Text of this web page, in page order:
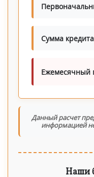
Сумма
Ежемесячный
Данный расчет
информацией
Наши